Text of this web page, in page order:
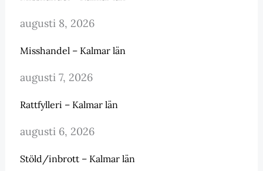
augusti 8, 2026
Misshandel – Kalmar län
augusti 7, 2026
Rattfylleri – Kalmar län
augusti 6, 2026
Stöld/inbrott – Kalmar län